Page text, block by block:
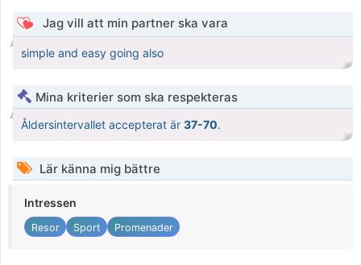
Jag vill att min partner ska vara
simple and easy going also
Mina kriterier som ska respekteras
Åldersintervallet accepterat är 37-70.
Lär känna mig bättre
Intressen
Resor Sport Promenader